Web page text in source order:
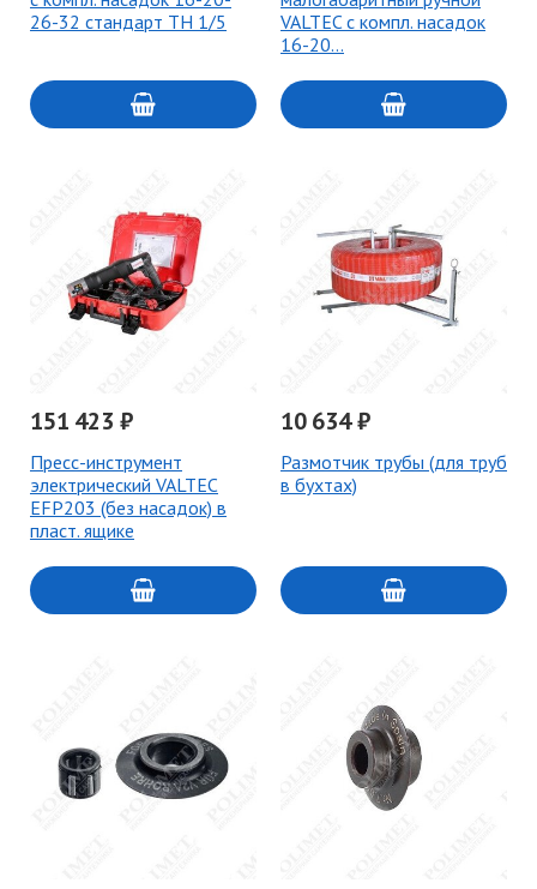
26-32 стандарт TH 1/5
VALTEC с компл. насадок
16-20…
151 423 ₽
Пресс-инструмент
электрический VALTEC
EFP203 (без насадок) в
пласт. ящике
10 634 ₽
Размотчик трубы (для труб
в бухтах)